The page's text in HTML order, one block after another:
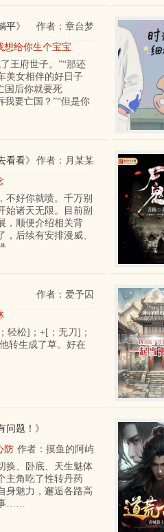
平》
作者：章台梦
想给你生个宝宝
王府世子。”“那还
美女相伴的好日子
国后你就要死
我要亡国？”“但是你
看看》
作者：月某某
不好你就喷。千万别
始诸天无限。目前副
，顺便介绍相关背
后续有安排漫威、
作者：爱予囚
轻松]；+[；无刀]；
转生成了草。好在
问题！ 》
作者：摸鱼的阿屿
防
换、卧底、天生魅体
主角吃了性转丹药
身魅力，邂逅各路高
事……